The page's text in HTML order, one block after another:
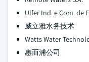
Ulfer Ind. e Com. de
威立雅水务技术
Watts Water
惠而浦公司